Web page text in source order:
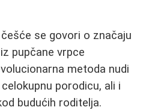
se govori o značaju
pupčane vrpce
metoda nudi
porodicu, ali i
budućih roditelja.